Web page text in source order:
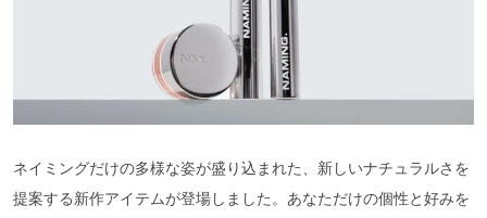
ネイミングだけの多様な姿が盛り込まれた、新しいナチュラルさを
提案する新作アイテムが登場しました。あなただけの個性と好みを